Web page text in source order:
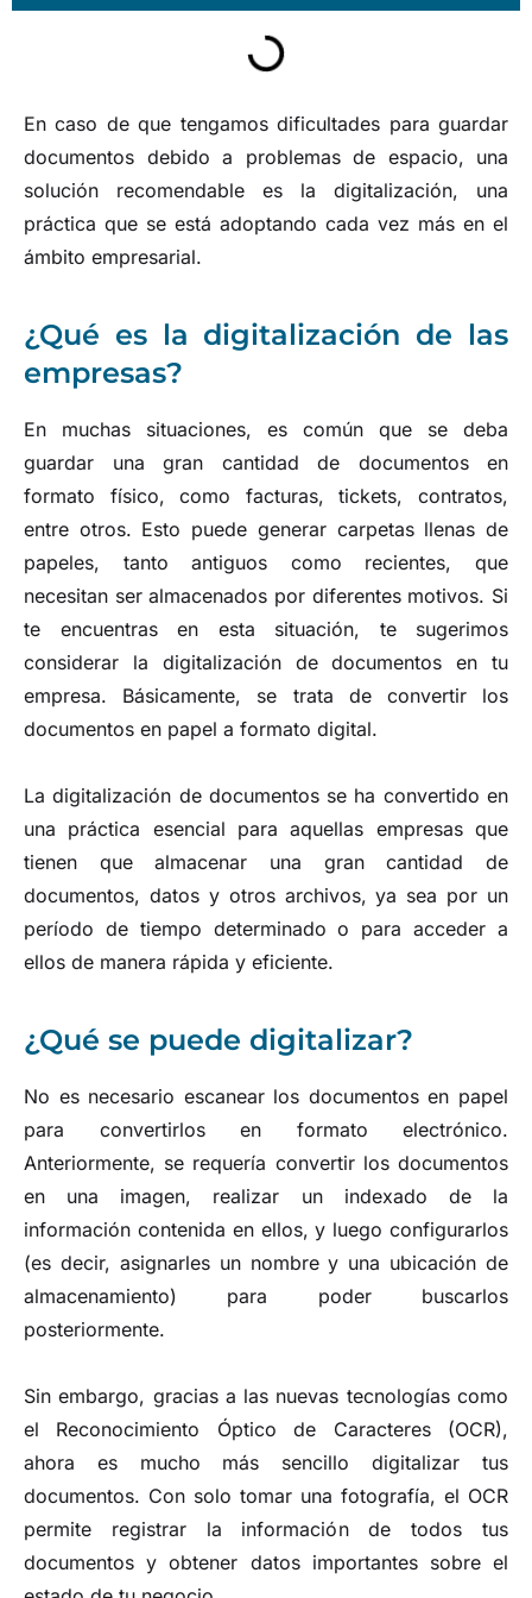
En caso de que tengamos dificultades para guardar
documentos debido a problemas de espacio, una
solución recomendable es la digitalización, una
práctica que se está adoptando cada vez más en el
ámbito empresarial.
¿Qué es la digitalización de las
empresas?
En muchas situaciones, es común que se deba
guardar una gran cantidad de documentos en
formato físico, como facturas, tickets, contratos,
entre otros. Esto puede generar carpetas llenas de
papeles, tanto antiguos como recientes, que
necesitan ser almacenados por diferentes motivos. Si
te encuentras en esta situación, te sugerimos
considerar la digitalización de documentos en tu
empresa. Básicamente, se trata de convertir los
documentos en papel a formato digital.
La digitalización de documentos se ha convertido en
una práctica esencial para aquellas empresas que
tienen que almacenar una gran cantidad de
documentos, datos y otros archivos, ya sea por un
período de tiempo determinado o para acceder a
ellos de manera rápida y eficiente.
¿Qué se puede digitalizar?
No es necesario escanear los documentos en papel
para convertirlos en formato electrónico.
Anteriormente, se requería convertir los documentos
en una imagen, realizar un indexado de la
información contenida en ellos, y luego configurarlos
(es decir, asignarles un nombre y una ubicación de
almacenamiento) para poder buscarlos
posteriormente.
Sin embargo, gracias a las nuevas tecnologías como
el Reconocimiento Óptico de Caracteres (OCR),
ahora es mucho más sencillo digitalizar tus
documentos. Con solo tomar una fotografía, el OCR
permite registrar la información de todos tus
documentos y obtener datos importantes sobre el